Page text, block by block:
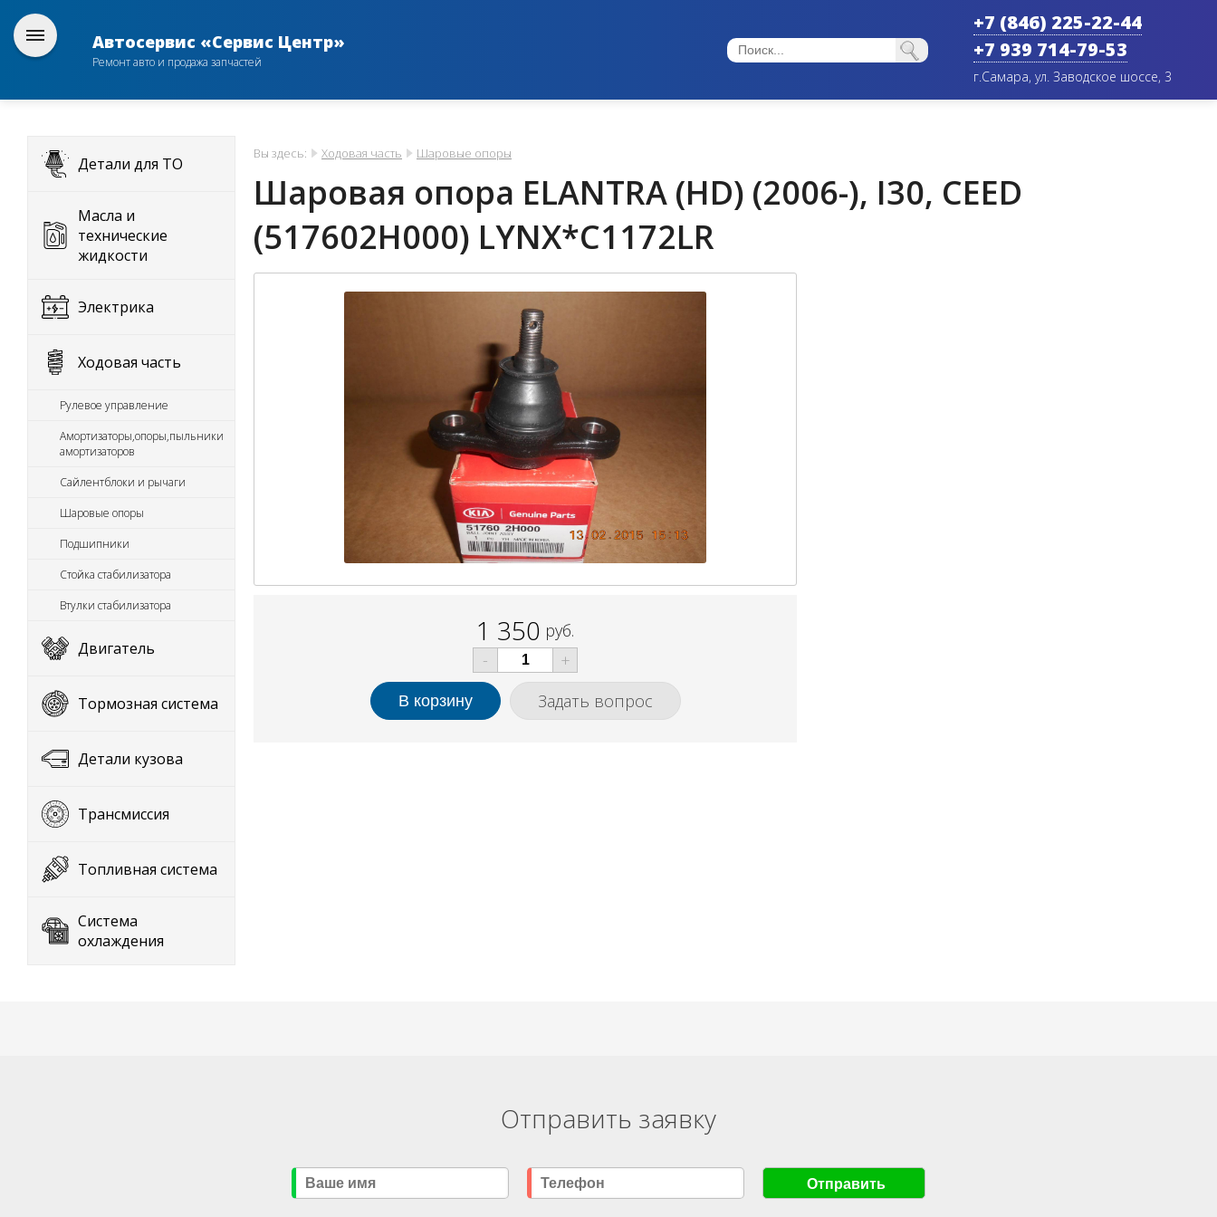
Автосервис «Сервис Центр»
Ремонт авто и продажа запчастей
+7 (846) 225-22-44
+7 939 714-79-53
г.Самара, ул. Заводское шоссе, 3
Детали для ТО
Масла и
технические
жидкости
Электрика
Ходовая часть
Рулевое управление
Амортизаторы,опоры,пыльники
амортизаторов
Сайлентблоки и рычаги
Шаровые опоры
Подшипники
Стойка стабилизатора
Втулки стабилизатора
Двигатель
Тормозная система
Детали кузова
Трансмиссия
Топливная система
Система
охлаждения
Вы здесь: Ходовая часть Шаровые опоры
Шаровая опора ELANTRA (HD) (2006-), I30, CEED
(517602H000) LYNX*C1172LR
1 350 руб.
-
+
Задать вопрос
Отправить заявку